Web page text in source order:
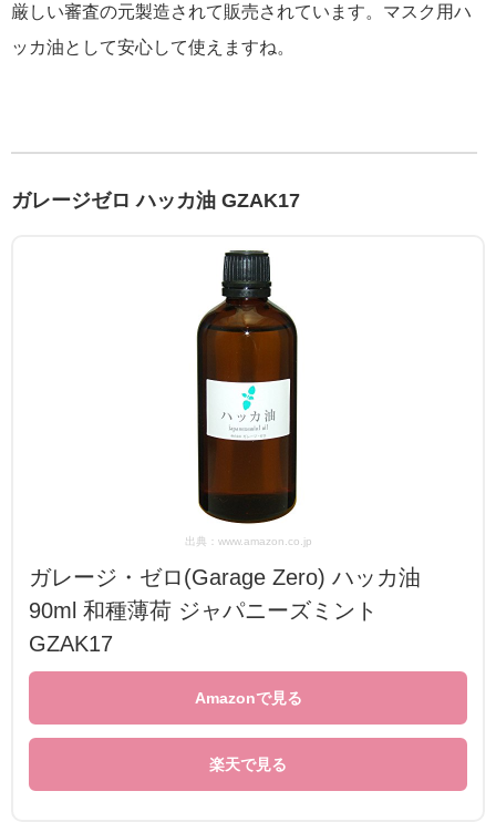
厳しい審査の元製造されて販売されています。マスク用ハ
ッカ油として安心して使えますね。
ガレージゼロ ハッカ油 GZAK17
出典：www.amazon.co.jp
ガレージ・ゼロ(Garage Zero) ハッカ油
90ml 和種薄荷 ジャパニーズミント
GZAK17
Amazonで見る
楽天で見る